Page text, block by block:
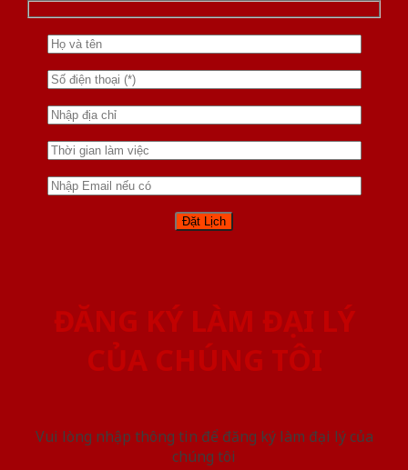
ĐĂNG KÝ LÀM ĐẠI LÝ
CỦA CHÚNG TÔI
Vui lòng nhập thông tin để đăng ký làm đại lý của
chúng tôi